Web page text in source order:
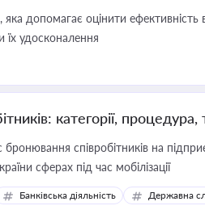
яка допомагає оцінити
їх удосконалення
категорії,
співробітників на
сферах під час мобілізації
Банківська діяльність Державна